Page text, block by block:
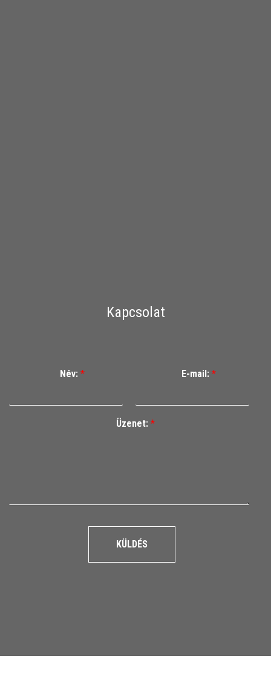
Kapcsolat
Név: * E-mail: *
Üzenet: *
KÜLDÉS